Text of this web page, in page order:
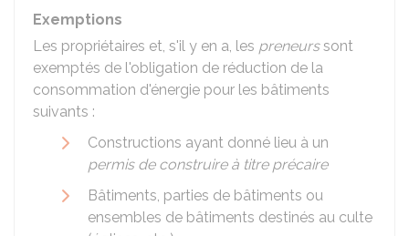
Exemptions
Les propriétaires et, s'il y en a, les preneurssont
exemptés de l'obligation de réduction de la
consommation d'énergie pour les bâtiments
suivants :
Constructions ayant donné lieu à un
permis de construire à titre précaire
Bâtiments, parties de bâtiments ou
ensembles de bâtiments destinés au culte